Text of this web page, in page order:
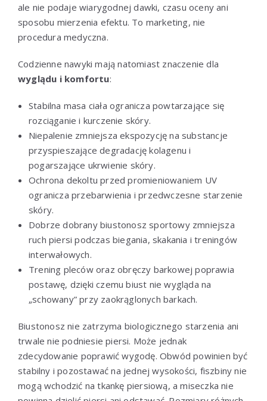
ale nie podaje wiarygodnej dawki, czasu oceny ani
sposobu mierzenia efektu. To marketing, nie
procedura medyczna.
Codzienne nawyki mają natomiast znaczenie dla
wyglądu i komfortu:
Stabilna masa ciała ogranicza powtarzające się
rozciąganie i kurczenie skóry.
Niepalenie zmniejsza ekspozycję na substancje
przyspieszające degradację kolagenu i
pogarszające ukrwienie skóry.
Ochrona dekoltu przed promieniowaniem UV
ogranicza przebarwienia i przedwczesne starzenie
skóry.
Dobrze dobrany biustonosz sportowy zmniejsza
ruch piersi podczas biegania, skakania i treningów
interwałowych.
Trening pleców oraz obręczy barkowej poprawia
postawę, dzięki czemu biust nie wygląda na
„schowany” przy zaokrąglonych barkach.
Biustonosz nie zatrzyma biologicznego starzenia ani
trwale nie podniesie piersi. Może jednak
zdecydowanie poprawić wygodę. Obwód powinien być
stabilny i pozostawać na jednej wysokości, fiszbiny nie
mogą wchodzić na tkankę piersiową, a miseczka nie